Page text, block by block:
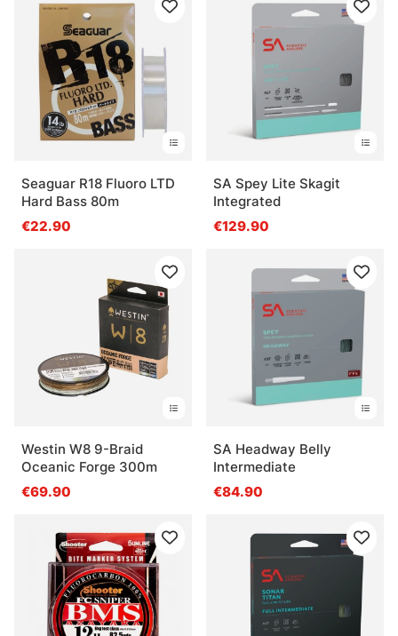
Seaguar R18 Fluoro LTD
Hard Bass 80m
€22.90
SA Spey Lite Skagit
Integrated
€129.90
Westin W8 9-Braid
Oceanic Forge 300m
€69.90
SA Headway Belly
Intermediate
€84.90